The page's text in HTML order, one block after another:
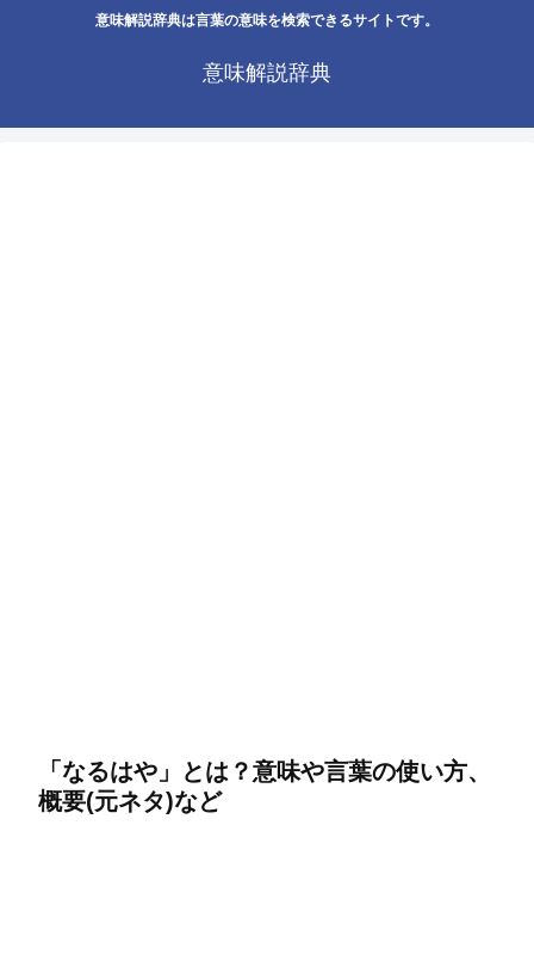
意味解説辞典は言葉の意味を検索できるサイトです。
意味解説辞典
「なるはや」とは？意味や言葉の使い方、
概要(元ネタ)など